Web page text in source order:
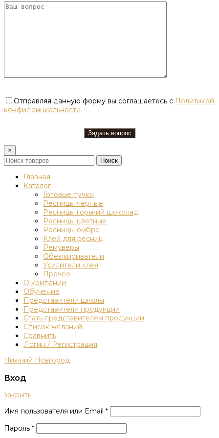
Отправляя данную форму вы соглашаетесь с Политикой
конфиденциальности
×
Поиск
Главная
Каталог
Готовые пучки
Ресницы черные
Ресницы горький шоколад
Ресницы цветные
Ресницы омбре
Клей для ресниц
Ремуверы
Обезжириватели
Усилители клея
Прочее
О компании
Обучение
Представители школы
Представители продукции
Стать представителем продукции
Список желаний
Сравнить
Логин / Регистрация
Нижний Новгород
Вход
закрыть
Имя пользователя или Email *
Пароль *